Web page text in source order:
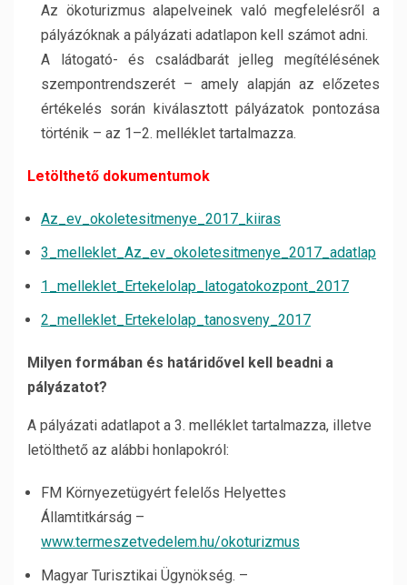
Az ökoturizmus alapelveinek való megfelelésről a
pályázóknak a pályázati adatlapon kell számot adni.
A látogató- és családbarát jelleg megítélésének
szempontrendszerét – amely alapján az előzetes
értékelés során kiválasztott pályázatok pontozása
történik – az 1–2. melléklet tartalmazza.
Letölthető dokumentumok
Az_ev_okoletesitmenye_2017_kiiras
3_melleklet_Az_ev_okoletesitmenye_2017_adatlap
1_melleklet_Ertekelolap_latogatokozpont_2017
2_melleklet_Ertekelolap_tanosveny_2017
Milyen formában és határidővel kell beadni a
pályázatot?
A pályázati adatlapot a 3. melléklet tartalmazza, illetve
letölthető az alábbi honlapokról:
FM Környezetügyért felelős Helyettes
Államtitkárság –
www.termeszetvedelem.hu/okoturizmus
Magyar Turisztikai Ügynökség. –